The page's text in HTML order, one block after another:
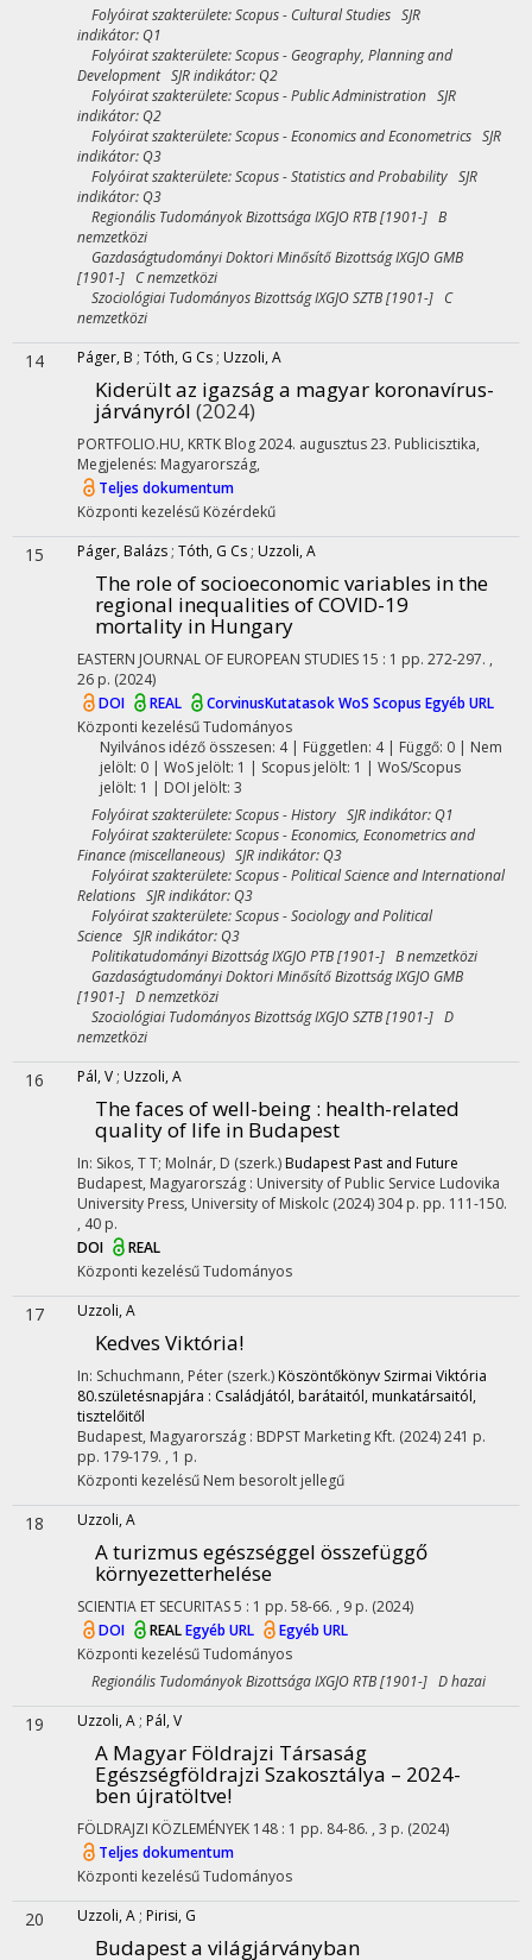
Folyóirat szakterülete: Scopus - Cultural Studies SJR
indikátor: Q1
Folyóirat szakterülete: Scopus - Geography, Planning and
Development SJR indikátor: Q2
Folyóirat szakterülete: Scopus - Public Administration SJR
indikátor: Q2
Folyóirat szakterülete: Scopus - Economics and Econometrics SJR
indikátor: Q3
Folyóirat szakterülete: Scopus - Statistics and Probability SJR
indikátor: Q3
Regionális Tudományok Bizottsága IXGJO RTB [1901-] B
nemzetközi
Gazdaságtudományi Doktori Minősítő Bizottság IXGJO GMB
[1901-] C nemzetközi
Szociológiai Tudományos Bizottság IXGJO SZTB [1901-] C
nemzetközi
14 Páger, B ; Tóth, G Cs ; Uzzoli, A
Kiderült az igazság a magyar koronavírus-
járványról (2024)
PORTFOLIO.HU, KRTK Blog 2024. augusztus 23. Publicisztika,
Megjelenés: Magyarország,
Teljes dokumentum
Központi kezelésű Közérdekű
15 Páger, Balázs ; Tóth, G Cs ; Uzzoli, A
The role of socioeconomic variables in the
regional inequalities of COVID-19
mortality in Hungary
EASTERN JOURNAL OF EUROPEAN STUDIES 15 : 1 pp. 272-297. ,
26 p. (2024)
DOI
REAL CorvinusKutatasokWoS Scopus Egyéb URL
Központi kezelésűTudományos
Nyilvános idéző összesen: 4| Független: 4 | Függő: 0 | Nem
jelölt: 0 | WoS jelölt: 1 | Scopus jelölt: 1 | WoS/Scopus
jelölt: 1 | DOI jelölt: 3
Folyóirat szakterülete: Scopus - History SJR indikátor: Q1
Folyóirat szakterülete: Scopus - Economics, Econometrics and
Finance (miscellaneous) SJR indikátor: Q3
Folyóirat szakterülete: Scopus - Political Science and International
Relations SJR indikátor: Q3
Folyóirat szakterülete: Scopus - Sociology and Political
Science SJR indikátor: Q3
Politikatudományi Bizottság IXGJO PTB [1901-] B nemzetközi
Gazdaságtudományi Doktori Minősítő Bizottság IXGJO GMB
[1901-] D nemzetközi
Szociológiai Tudományos Bizottság IXGJO SZTB [1901-] D
nemzetközi
16 Pál, V ; Uzzoli, A
The faces of well-being : health-related
quality of life in Budapest
In: Sikos, T T; Molnár, D (szerk.) Budapest Past and Future
Budapest, Magyarország : University of Public Service Ludovika
University Press, University of Miskolc (2024)304 p. pp. 111-150.
, 40 p.
DOI
REAL
Központi kezelésűTudományos
17 Uzzoli, A
Kedves Viktória!
In: Schuchmann, Péter (szerk.) Köszöntőkönyv Szirmai Viktória
80.születésnapjára : Családjától, barátaitól, munkatársaitól,
tisztelőitől
Budapest, Magyarország : BDPST Marketing Kft. (2024)241 p.
pp. 179-179. , 1 p.
Központi kezelésű Nem besorolt jellegű
18 Uzzoli, A
A turizmus egészséggel összefüggő
környezetterhelése
SCIENTIA ET SECURITAS5 : 1 pp. 58-66. , 9 p. (2024)
DOI
REALEgyéb URL
Egyéb URL
Központi kezelésűTudományos
Regionális Tudományok Bizottsága IXGJO RTB [1901-] D hazai
19 Uzzoli, A ; Pál, V
A Magyar Földrajzi Társaság
Egészségföldrajzi Szakosztálya – 2024-
ben újratöltve!
FÖLDRAJZI KÖZLEMÉNYEK 148 : 1 pp. 84-86. , 3 p. (2024)
Teljes dokumentum
Központi kezelésűTudományos
20 Uzzoli, A ; Pirisi, G
Budapest a világjárványban